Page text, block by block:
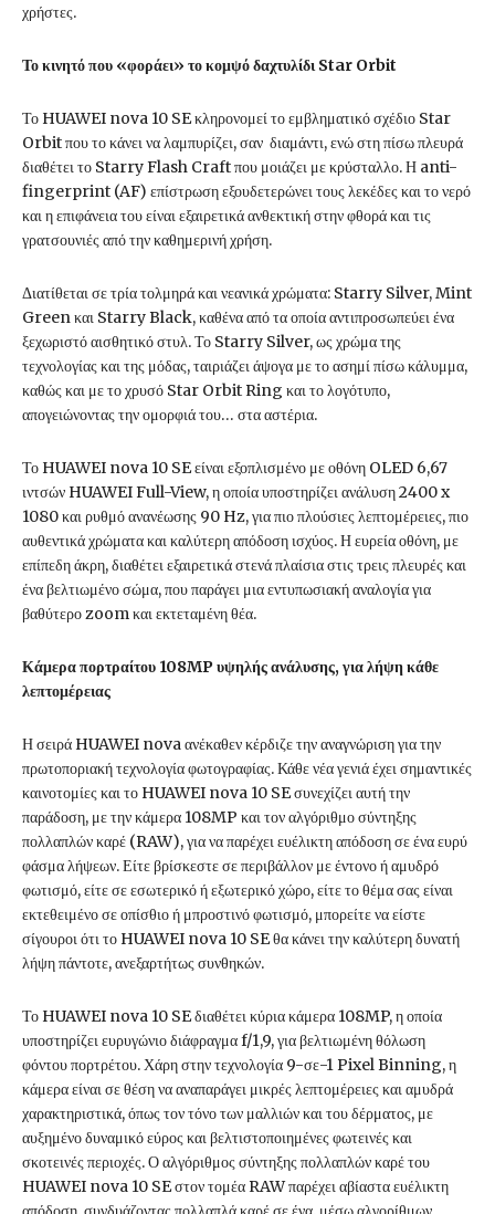
χρήστες.
Το κινητό που «φοράει» το κομψό δαχτυλίδι Star Orbit
Το HUAWEI nova 10 SE κληρονομεί το εμβληματικό σχέδιο Star
Orbit που το κάνει να λαμπυρίζει, σαν διαμάντι, ενώ στη πίσω πλευρά
διαθέτει το Starry Flash Craft που μοιάζει με κρύσταλλο. Η anti-
fingerprint (AF) επίστρωση εξουδετερώνει τους λεκέδες και το νερό
και η επιφάνεια του είναι εξαιρετικά ανθεκτική στην φθορά και τις
γρατσουνιές από την καθημερινή χρήση.
Διατίθεται σε τρία τολμηρά και νεανικά χρώματα: Starry Silver, Mint
Green και Starry Black, καθένα από τα οποία αντιπροσωπεύει ένα
ξεχωριστό αισθητικό στυλ. Το Starry Silver, ως χρώμα της
τεχνολογίας και της μόδας, ταιριάζει άψογα με το ασημί πίσω κάλυμμα,
καθώς και με το χρυσό Star Orbit Ring και το λογότυπο,
απογειώνοντας την ομορφιά του… στα αστέρια.
Το HUAWEI nova 10 SE είναι εξοπλισμένο με οθόνη OLED 6,67
ιντσών HUAWEI Full-View, η οποία υποστηρίζει ανάλυση 2400 x
1080 και ρυθμό ανανέωσης 90 Hz, για πιο πλούσιες λεπτομέρειες, πιο
αυθεντικά χρώματα και καλύτερη απόδοση ισχύος. Η ευρεία οθόνη, με
επίπεδη άκρη, διαθέτει εξαιρετικά στενά πλαίσια στις τρεις πλευρές και
ένα βελτιωμένο σώμα, που παράγει μια εντυπωσιακή αναλογία για
βαθύτερο zoom και εκτεταμένη θέα.
Κάμερα πορτραίτου 108MP υψηλής ανάλυσης, για λήψη κάθε
λεπτομέρειας
Η σειρά HUAWEI nova ανέκαθεν κέρδιζε την αναγνώριση για την
πρωτοποριακή τεχνολογία φωτογραφίας. Κάθε νέα γενιά έχει σημαντικές
καινοτομίες και το HUAWEI nova 10 SE συνεχίζει αυτή την
παράδοση, με την κάμερα 108MP και τον αλγόριθμο σύντηξης
πολλαπλών καρέ (RAW), για να παρέχει ευέλικτη απόδοση σε ένα ευρύ
φάσμα λήψεων. Είτε βρίσκεστε σε περιβάλλον με έντονο ή αμυδρό
φωτισμό, είτε σε εσωτερικό ή εξωτερικό χώρο, είτε το θέμα σας είναι
εκτεθειμένο σε οπίσθιο ή μπροστινό φωτισμό, μπορείτε να είστε
σίγουροι ότι το HUAWEI nova 10 SE θα κάνει την καλύτερη δυνατή
λήψη πάντοτε, ανεξαρτήτως συνθηκών.
Το HUAWEI nova 10 SE διαθέτει κύρια κάμερα 108MP, η οποία
υποστηρίζει ευρυγώνιο διάφραγμα f/1,9, για βελτιωμένη θόλωση
φόντου πορτρέτου. Χάρη στην τεχνολογία 9-σε-1 Pixel Binning, η
κάμερα είναι σε θέση να αναπαράγει μικρές λεπτομέρειες και αμυδρά
χαρακτηριστικά, όπως τον τόνο των μαλλιών και του δέρματος, με
αυξημένο δυναμικό εύρος και βελτιστοποιημένες φωτεινές και
σκοτεινές περιοχές. Ο αλγόριθμος σύντηξης πολλαπλών καρέ του
HUAWEI nova 10 SE στον τομέα RAW παρέχει αβίαστα ευέλικτη